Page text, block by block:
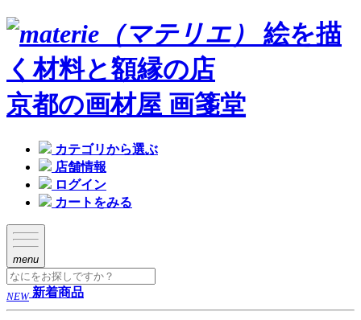
絵を描
く材料と額縁の店
京都の画材屋 画箋堂
カテゴリから選ぶ
店舗情報
ログイン
カートをみる
menu
NEW 新着商品